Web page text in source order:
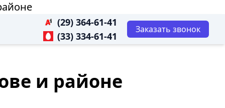
(29) 364-61-41
(33) 334-61-41
Заказать звонок
и районе